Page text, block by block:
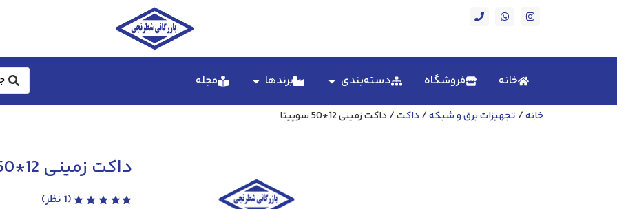
خانه فروشگاه دسته‌بندی برندها مجله
خانه/ تجهیزات برق و شبکه/ داکت/ داکت زمینی 12*50 سوپیتا
داکت زمینی 12*50 سوپیتا
(
1 نظر)